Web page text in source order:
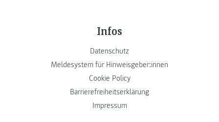
Infos
Datenschutz
Meldesystem für Hinweisgeber:innen
Cookie Policy
Barrierefreiheitserklärung
Impressum